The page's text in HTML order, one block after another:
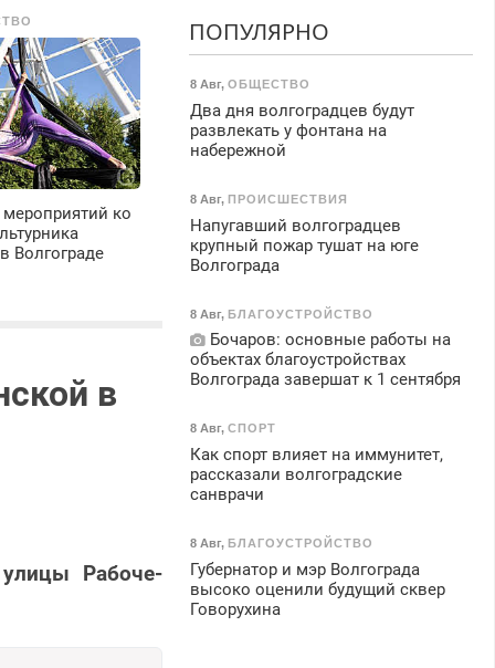
ко
Волгограде
в
Рабоче-
ПОПУЛЯРНО
8 Авг, ОБЩЕСТВО
Два дня волгоградцев будут
развлекать у фонтана на
набережной
8 Авг, ПРОИСШЕСТВИЯ
Напугавший волгоградцев
крупный пожар тушат на юге
Волгограда
8 Авг, БЛАГОУСТРОЙСТВО
Бочаров: основные работы на
объектах благоустройствах
Волгограда завершат к 1 сентября
8 Авг, СПОРТ
Как спорт влияет на иммунитет,
рассказали волгоградские
санврачи
8 Авг, БЛАГОУСТРОЙСТВО
Губернатор и мэр Волгограда
высоко оценили будущий сквер
Говорухина